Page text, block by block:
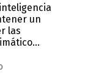
un
las